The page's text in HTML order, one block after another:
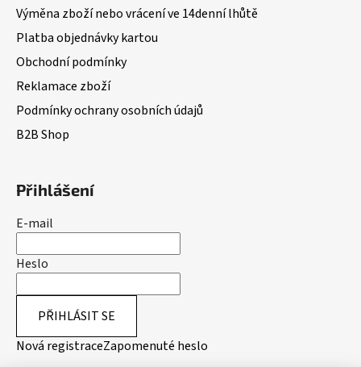
Výměna zboží nebo vrácení ve 14denní lhůtě
Platba objednávky kartou
Obchodní podmínky
Reklamace zboží
Podmínky ochrany osobních údajů
B2B Shop
Přihlášení
E-mail
Heslo
PŘIHLÁSIT SE
Nová registraceZapomenuté heslo